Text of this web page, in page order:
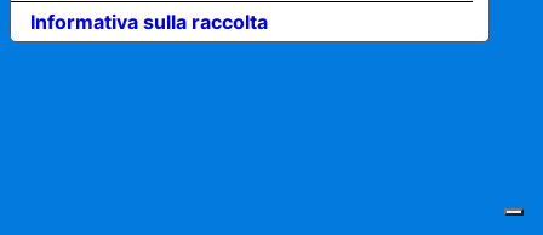
Informativa sulla raccolta